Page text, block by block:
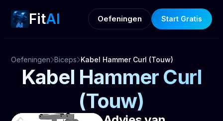
FitAI Oefeningen Start Gratis
Oefeningen Biceps Kabel Hammer Curl (Touw)
Kabel Hammer Curl
(Touw)